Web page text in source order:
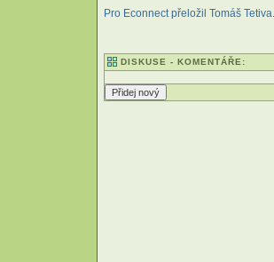
Pro Econnect přeložil Tomáš Tetiva.
DISKUSE - KOMENTÁŘE: